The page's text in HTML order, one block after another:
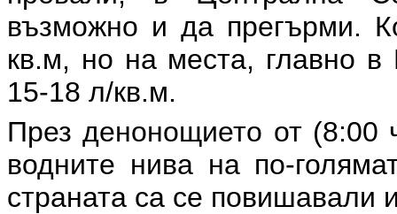
възможно и да прегърми.
кв.м, но на места, главно
15-18 л/кв.м.
През денонощието от (8:00
водните нива на по-
страната са се повишавали